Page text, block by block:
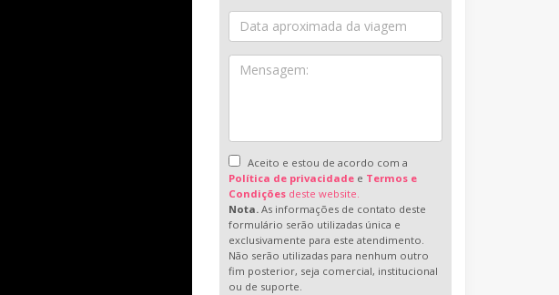
Aceito e estou de acordo com a
Política de privacidade e Termos e
Condições deste website.
Nota. As informações de contato deste
formulário serão utilizadas única e
exclusivamente para este atendimento.
Não serão utilizadas para nenhum outro
fim posterior, seja comercial, institucional
ou de suporte.